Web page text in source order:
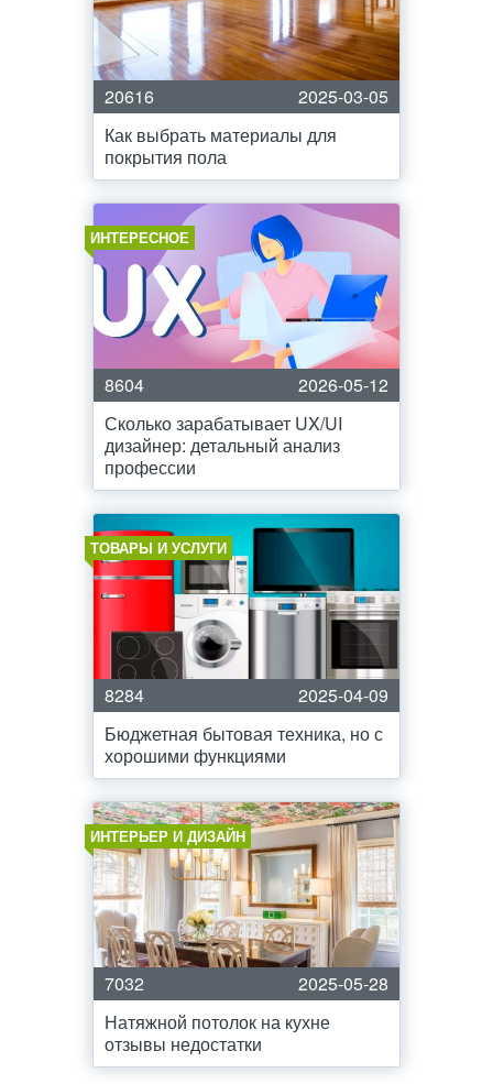
20616
2025-03-05
Как выбрать материалы для
покрытия пола
ИНТЕРЕСНОЕ
8604
2026-05-12
Сколько зарабатывает UX/UI
дизайнер: детальный анализ
профессии
ТОВАРЫ И УСЛУГИ
8284
2025-04-09
Бюджетная бытовая техника, но с
хорошими функциями
ИНТЕРЬЕР И ДИЗАЙН
7032
2025-05-28
Натяжной потолок на кухне
отзывы недостатки